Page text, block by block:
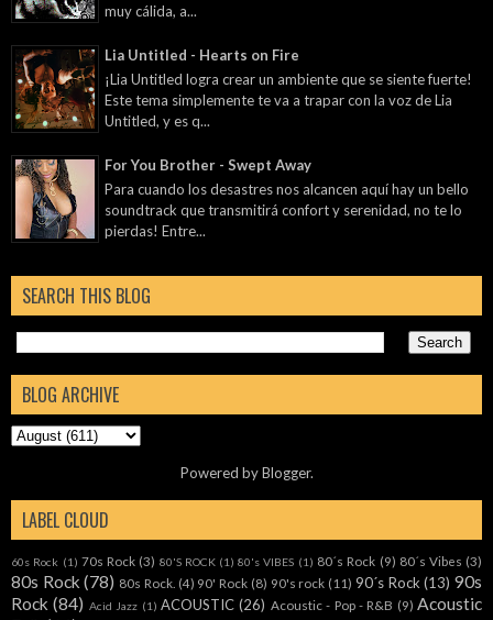
muy cálida, a...
Lia Untitled - Hearts on Fire
¡Lia Untitled logra crear un ambiente que se siente fuerte!
Este tema simplemente te va a trapar con la voz de Lia
Untitled, y es q...
For You Brother - Swept Away
Para cuando los desastres nos alcancen aquí hay un bello
soundtrack que transmitirá confort y serenidad, no te lo
pierdas! Entre...
SEARCH THIS BLOG
BLOG ARCHIVE
Powered byBlogger.
LABEL CLOUD
60s Rock (1) 70s Rock (3) 80'S ROCK (1) 80's VIBES (1) 80´s Rock (9) 80´s Vibes (3)
80s Rock (78) 80s Rock. (4) 90' Rock (8) 90's rock (11) 90´s Rock (13) 90s
Rock (84) Acid Jazz (1) ACOUSTIC (26) Acoustic - Pop - R&B (9) Acoustic